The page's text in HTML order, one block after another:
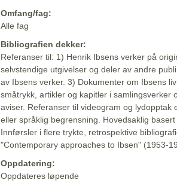
Omfang/fag:
Alle fag
Bibliografien dekker:
Referanser til: 1) Henrik Ibsens verker på
selvstendige utgivelser og deler av andre
av Ibsens verker. 3) Dokumenter om Ibsens
småtrykk, artikler og kapitler i samlingsverker
aviser. Referanser til videogram og
eller språklig begrensning. Hovedsaklig
Innførsler i flere trykte, retrospektive
"Contemporary approaches to Ibsen" (1953-
Oppdatering:
Oppdateres løpende